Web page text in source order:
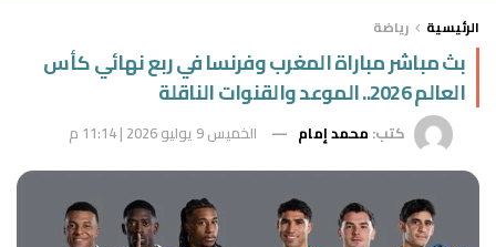
الرئيسية رياضة
بث مباشر مباراة المغرب وفرنسا في ربع نهائي كأس
العالم 2026.. الموعد والقنوات الناقلة
كتب: محمد إمام الخميس 9 يوليو 2026 | 11:14 م